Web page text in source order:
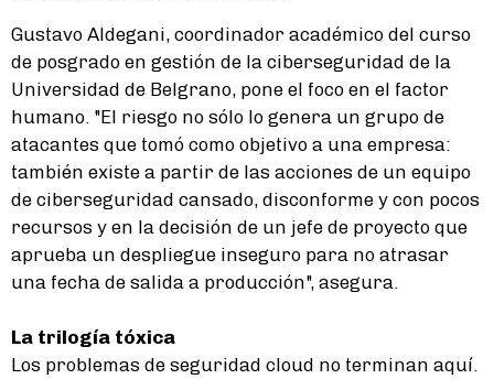
Gustavo Aldegani, coordinador académico del curso
de posgrado en gestión de la ciberseguridad de la
Universidad de Belgrano, pone el foco en el factor
humano. "El riesgo no sólo lo genera un grupo de
atacantes que tomó como objetivo a una empresa:
también existe a partir de las acciones de un equipo
de ciberseguridad cansado, disconforme y con pocos
recursos y en la decisión de un jefe de proyecto que
aprueba un despliegue inseguro para no atrasar
una fecha de salida a producción", asegura.
La trilogía tóxica
Los problemas de seguridad cloud no terminan aquí.